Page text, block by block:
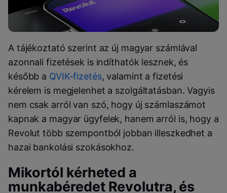
A tájékoztató szerint az új magyar számlával
azonnali fizetések is indíthatók lesznek, és
később a QVIK-fizetés, valamint a fizetési
kérelem is megjelenhet a szolgáltatásban. Vagyis
nem csak arról van szó, hogy új számlaszámot
kapnak a magyar ügyfelek, hanem arról is, hogy a
Revolut több szempontból jobban illeszkedhet a
hazai bankolási szokásokhoz.
Mikortól kérheted a
munkabéredet Revolutra, és